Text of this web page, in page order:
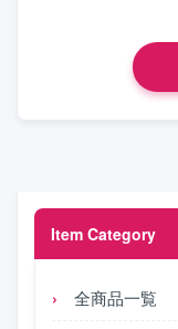
Item Category
全商品一覧